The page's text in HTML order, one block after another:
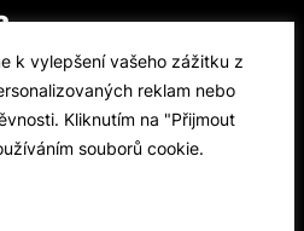
k vylepšení vašeho zážitku z
reklam nebo
Kliknutím na "Přijmout
souborů cookie.